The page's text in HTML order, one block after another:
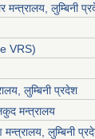
मन्त्रालय, लुम्बिनी
VRS)
लुम्बिनी प्रदेश
मन्‍‍त्रालय
लुम्बिनी